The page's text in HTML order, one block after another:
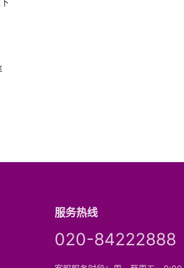
服务热线
020-84222888